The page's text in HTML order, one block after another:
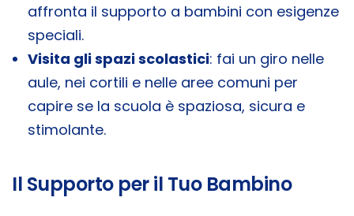
affronta il supporto a bambini con esigenze
speciali.
Visita gli spazi scolastici: fai un giro nelle
aule, nei cortili e nelle aree comuni per
capire se la scuola è spaziosa, sicura e
stimolante.
Il Supporto per il Tuo Bambino